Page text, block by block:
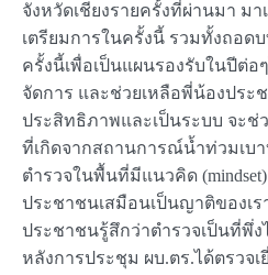
จังหวัดเชียงรายครั้งที่ผ่านมา ม
เตรียมการในครั้งนี้ รวมทั้งถอด
ครั้งนี้เพื่อเป็นแผนรองรับในปีต่อ
จัดการ และช่วยเหลือพี่น้องประ
ประสิทธิภาพและเป็นระบบ จะช่
ที่เกิดจากสถานการณ์น้ำท่วมเบ
ตำรวจในพื้นที่มีแนวคิด
ประชาชนเสมือนเป็นญาติของเร
ประชาชนรู้สึกว่าตำรวจเป็นที่พึ่ง
หลังการประชุม ผบ.ตร.ได้ตรวจ